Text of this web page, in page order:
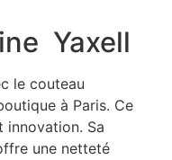
Yaxell
le couteau
à Paris. Ce
Sa
une netteté